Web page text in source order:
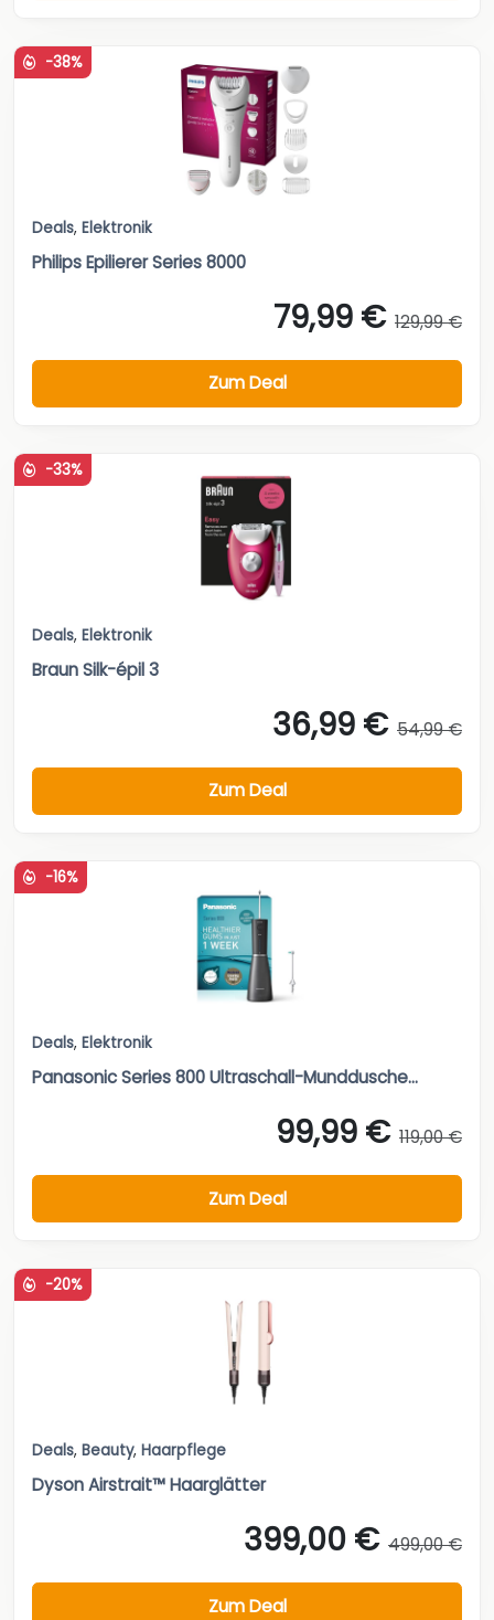
-38%
Deals, Elektronik
Philips Epilierer Series 8000
79,99 € 129,99 €
Zum Deal
-33%
Deals, Elektronik
Braun Silk-épil 3
36,99 € 54,99 €
Zum Deal
-16%
Deals, Elektronik
Panasonic Series 800 Ultraschall-Munddusche...
99,99 € 119,00 €
Zum Deal
-20%
Deals, Beauty, Haarpflege
Dyson Airstrait™ Haarglätter
399,00 € 499,00 €
Zum Deal